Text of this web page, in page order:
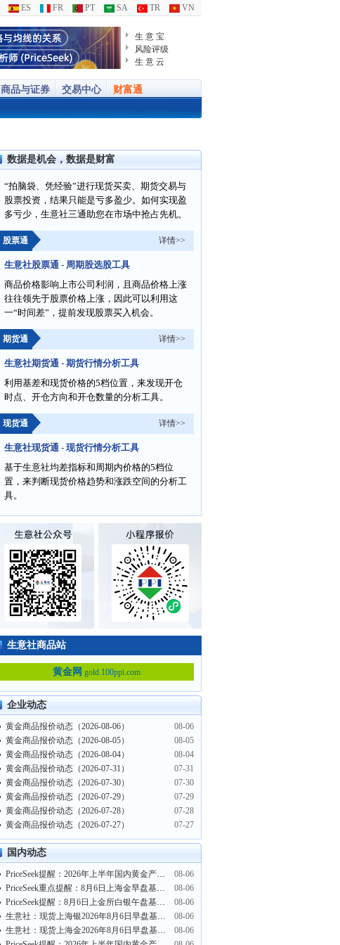
ES FR PT SA TR VN
生 意 宝
风险评级
生 意 云
商品与证券 交易中心 财富通
数据是机会，数据是财富
“拍脑袋、凭经验”进行现货买卖、期货交易与
股票投资，结果只能是亏多盈少。如何实现盈
多亏少，生意社三通助您在市场中抢占先机。
股票通 详情>>
生意社股票通 - 周期股选股工具
商品价格影响上市公司利润，且商品价格上涨
往往领先于股票价格上涨，因此可以利用这
一“时间差”，提前发现股票买入机会。
期货通 详情>>
生意社期货通 - 期货行情分析工具
利用基差和现货价格的5档位置，来发现开仓
时点、开仓方向和开仓数量的分析工具。
现货通 详情>>
生意社现货通 - 现货行情分析工具
基于生意社均差指标和周期内价格的5档位
置，来判断现货价格趋势和涨跌空间的分析工
具。
生意社商品站
黄金网 gold.100ppi.com
企业动态
黄金商品报价动态（2026-08-06）
08-06
黄金商品报价动态（2026-08-05）
08-05
黄金商品报价动态（2026-08-04）
08-04
黄金商品报价动态（2026-07-31）
07-31
黄金商品报价动态（2026-07-30）
07-30
黄金商品报价动态（2026-07-29）
07-29
黄金商品报价动态（2026-07-28）
07-28
黄金商品报价动态（2026-07-27）
07-27
国内动态
PriceSeek提醒：2026年上半年国内黄金产降销增
08-06
PriceSeek重点提醒：8月6日上海金早盘基准报价大幅上涨
08-06
PriceSeek提醒：8月6日上金所白银午盘基准报价上涨
08-06
生意社：现货上海银2026年8月6日早盘基准报15166元/千克
08-06
生意社：现货上海金2026年8月6日早盘基准报价933.71元/克
08-06